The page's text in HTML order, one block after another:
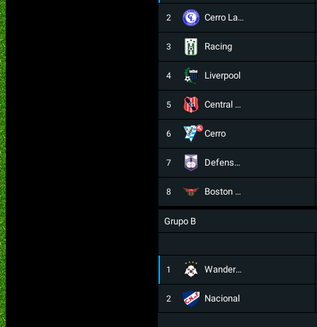
2 Cerro Largo
3 Racing
4 Liverpool
5 Central Español
6 Cerro
7 Defensor Sp.
8 Boston River
Grupo B
1 Wanderers
2 Nacional